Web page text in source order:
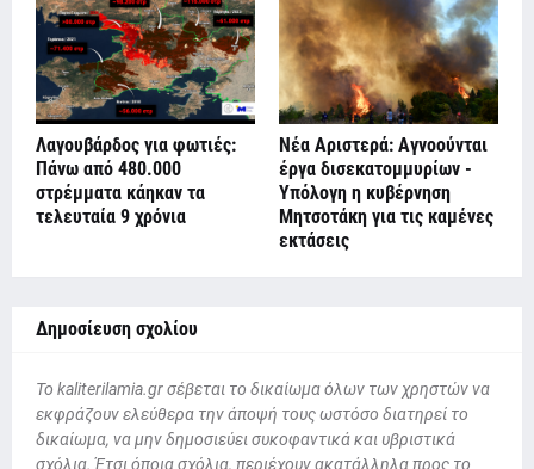
Λαγουβάρδος για φωτιές:
Πάνω από 480.000
στρέμματα κάηκαν τα
τελευταία 9 χρόνια
Νέα Αριστερά: Αγνοούνται
έργα δισεκατομμυρίων -
Υπόλογη η κυβέρνηση
Μητσοτάκη για τις καμένες
εκτάσεις
Δημοσίευση σχολίου
To kaliterilamia.gr σέβεται το δικαίωμα όλων των χρηστών να
εκφράζουν ελεύθερα την άποψή τους ωστόσο διατηρεί το
δικαίωμα, να μην δημοσιεύει συκοφαντικά και υβριστικά
σχόλια. Έτσι όποια σχόλια, περιέχουν ακατάλληλα προς το